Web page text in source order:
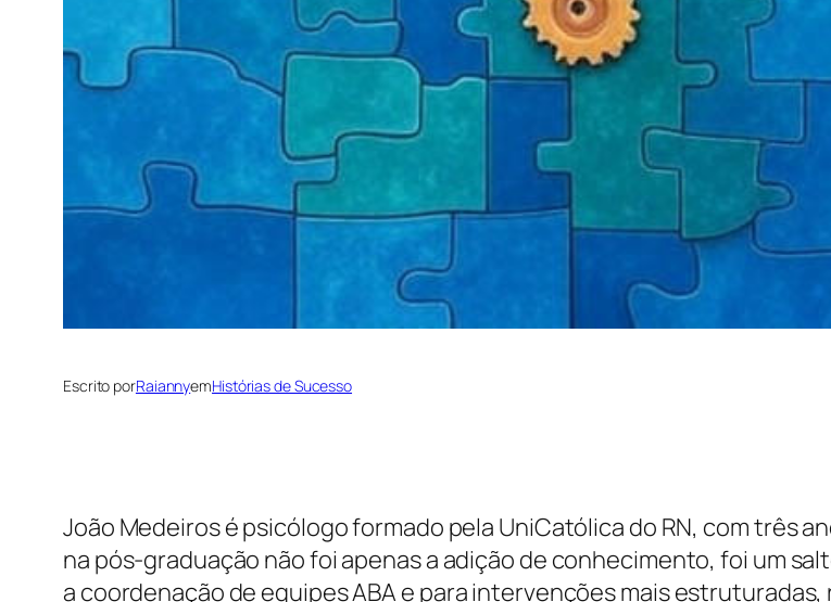
Escrito porRaiannyemHistórias de Sucesso
João Medeiros é psicólogo formado pela UniCatólica do RN, com três
na pós-graduação não foi apenas a adição de conhecimento, foi um
a coordenação de equipes ABA e para intervenções mais